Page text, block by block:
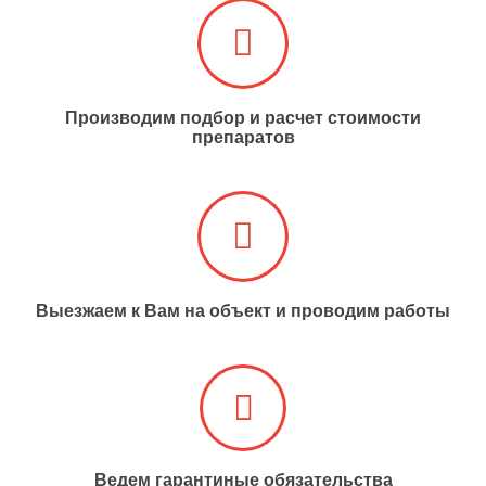
Производим подбор и расчет стоимости
препаратов
Выезжаем к Вам на объект и проводим работы​​​​​​​
Ведем гарантиные обязательства